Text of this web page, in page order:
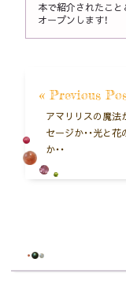
本で紹介されたこ
オープンします！
« Previous
アマリリスの魔法
セージか・・光と
か・・